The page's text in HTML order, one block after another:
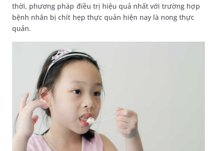
thời, phương pháp điều trị hiệu quả nhất với trường hợp
bệnh nhân bị chít hẹp thực quản hiện nay là nong thực
quản.